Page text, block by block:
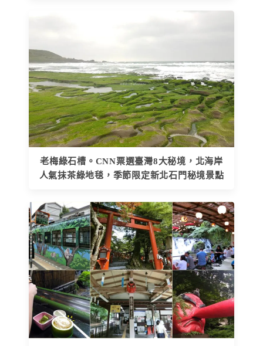
老梅綠石槽。CNN票選臺灣8大秘境，北海岸
人氣抹茶綠地毯，季節限定新北石門秘境景點